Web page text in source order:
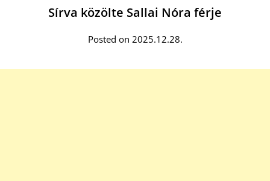
Sírva közölte Sallai Nóra férje
Posted on 2025.12.28.